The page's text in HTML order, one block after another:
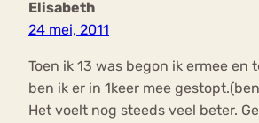
Elisabeth
24 mei, 2011
Toen ik 13 was begon ik ermee en
ben ik er in 1keer mee
Het voelt nog steeds veel beter.